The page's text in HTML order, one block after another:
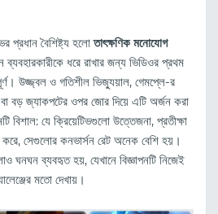
প্রধান বৈশিষ্ট্য হলোতাৎক্ষণিক মনোযোগ
ধরে রাখার জন্য ভিডিওর প্রথম
উজ্জ্বল ও গতিশীল ভিজ্যুয়াল, গেমপ্লে-র
বড় জ্যাকপটের ওপর জোর দিয়ে এটি অর্জন করা
বিশাল: যে ক্রিয়েটিভগুলো উত্তেজনা, প্রতীক্ষা
করে, সেগুলোর কনভার্সন রেট অনেক বেশি হয়।
ঘনঘন ব্যবহৃত হয়, যেখানে বিজ্ঞাপনটি নিজেই
মতো দেখায়।